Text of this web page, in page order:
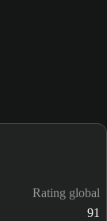
Rating global
91